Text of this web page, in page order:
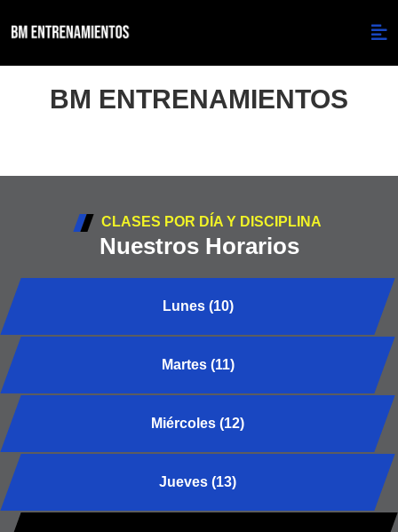
BM ENTRENAMIENTOS
CLASES POR DÍA Y DISCIPLINA
Nuestros Horarios
Lunes (10)
Martes (11)
Miércoles (12)
Jueves (13)